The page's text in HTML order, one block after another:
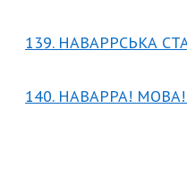
139. НАВАРРСЬКА
140. НАВАРРА! МОВА!